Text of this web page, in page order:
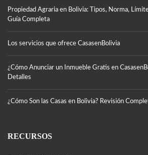
Propiedad Agraria en Bolivia: Tipos, Norma,
Guía Completa
Los servicios que ofrece CasasenBolivia
¿Cómo Anunciar un Inmueble Gratis en
Detalles
¿Cómo Son las Casas en Bolivia? Revisión
RECURSOS